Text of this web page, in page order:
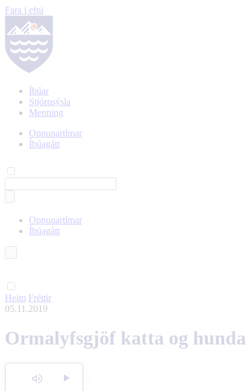
Fara í efni
Íbúar
Stjórnsýsla
Menning
Opnunartímar
Íbúagátt
Opnunartímar
Íbúagátt
Heim Fréttir
05.11.2019
Ormalyfsgjöf katta og hunda
Hlusta